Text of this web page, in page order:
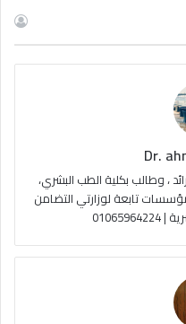
Dr.
، وطالب بكلية الطب البشري،
تابعة لوزارتي التضامن